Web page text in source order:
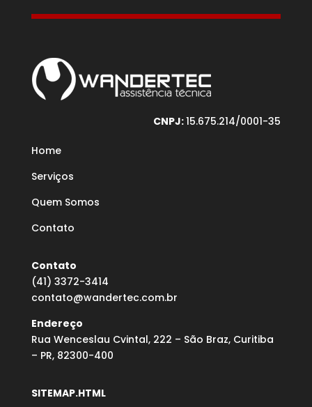
CNPJ:15.675.214/0001-35
Home
Serviços
Quem Somos
Contato
Contato
(41) 3372-3414
contato@wandertec.com.br
Endereço
Rua Wenceslau Cvintal, 222 – São Braz, Curitiba
– PR, 82300-400
SITEMAP.HTML